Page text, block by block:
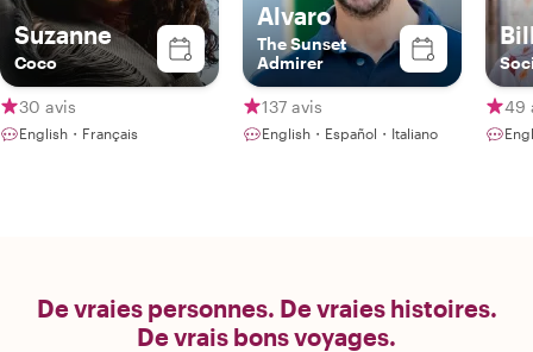
Suzanne
Coco
30 avis
English・Français
Alvaro
The Sunset
Admirer
137 avis
English・Español・Italiano
49
De vraies personnes. De vraies histoires.
De vrais bons voyages.